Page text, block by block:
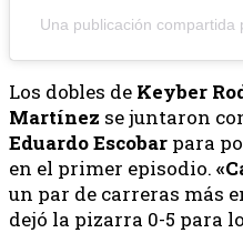
Una publicación compartida
Los dobles de Keyber
Martínez se juntaron
Eduardo Escobar para
en el primer episodio.
un par de carreras más
dejó la pizarra 0-5 para